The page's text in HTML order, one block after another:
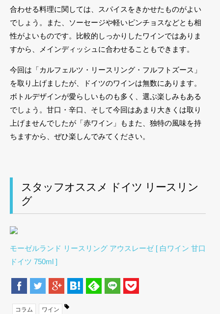
合わせる料理に関しては、スパイスをきかせたものがよい
でしょう。また、ソーセージや軽いピンチョスなどとも相
性がよいものです。比較的しっかりしたワインではありま
すから、メインディッシュに合わせることもできます。
今回は「カルフェルツ・リースリング・フルフトズース」
を取り上げましたが、ドイツのワインは無数にあります。
ボトルデザインが愛らしいものも多く、選ぶ楽しみもある
でしょう。甘口・辛口、そして今回はあまり大きくは取り
上げませんでしたが「赤ワイン」もまた、独特の風味を持
ちますから、ぜひ楽しんでみてください。
スタッフオススメ ドイツ リースリン
グ
モーゼルランド リースリング アウスレーゼ [ 白ワイン 甘口
ドイツ 750ml ]
コラム ワイン